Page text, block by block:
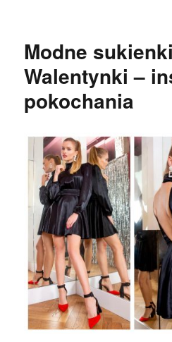
Modne
Walentynki –
pokochania